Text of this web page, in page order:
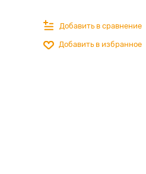
Добавить в сравнение
Добавить в избранное